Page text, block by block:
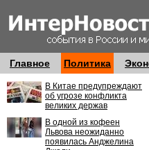
Главное Политика
В Китае предупреждают
об угрозе конфликта
великих держав
В одной из кофеен
Львова неожиданно
появилась Анджелина